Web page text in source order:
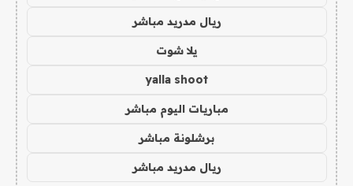
ريال مدريد مباشر
يلا شوت
yalla shoot
مباريات اليوم مباشر
برشلونة مباشر
ريال مدريد مباشر